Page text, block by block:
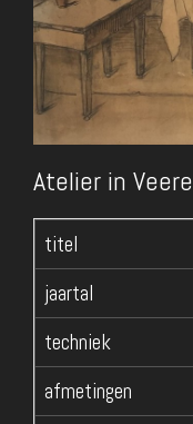
Atelier in Veere
titel
jaartal
techniek
afmetingen